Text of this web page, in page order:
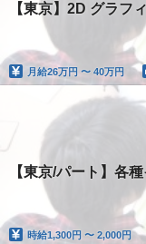
【東京】2D グラフ
月給26万円 〜 40万円
【東京/パート】各
時給1,300円 〜 2,000円